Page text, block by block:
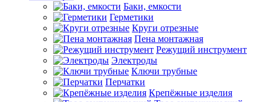
Баки, емкости
Герметики
Круги отрезные
Пена монтажная
Режущий инструмент
Электроды
Ключи трубные
Перчатки
Крепёжные изделия